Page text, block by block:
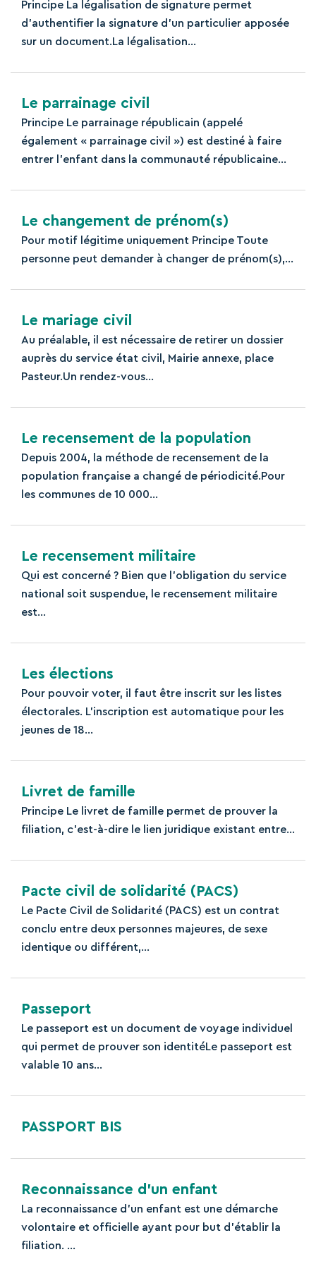
Principe La légalisation de signature permet
d’authentifier la signature d’un particulier apposée
sur un document.La légalisation...
Le parrainage civil
Principe Le parrainage républicain (appelé
également « parrainage civil ») est destiné à faire
entrer l’enfant dans la communauté républicaine...
Le changement de prénom(s)
Pour motif légitime uniquement Principe Toute
personne peut demander à changer de prénom(s),...
Le mariage civil
Au préalable, il est nécessaire de retirer un dossier
auprès du service état civil, Mairie annexe, place
Pasteur.Un rendez-vous...
Le recensement de la population
Depuis 2004, la méthode de recensement de la
population française a changé de périodicité.Pour
les communes de 10 000...
Le recensement militaire
Qui est concerné ? Bien que l’obligation du service
national soit suspendue, le recensement militaire
est...
Les élections
Pour pouvoir voter, il faut être inscrit sur les listes
électorales. L'inscription est automatique pour les
jeunes de 18...
Livret de famille
Principe Le livret de famille permet de prouver la
filiation, c'est-à-dire le lien juridique existant entre...
Pacte civil de solidarité (PACS)
Le Pacte Civil de Solidarité (PACS) est un contrat
conclu entre deux personnes majeures, de sexe
identique ou différent,...
Passeport
Le passeport est un document de voyage individuel
qui permet de prouver son identitéLe passeport est
valable 10 ans...
PASSPORT BIS
Reconnaissance d’un enfant
La reconnaissance d’un enfant est une démarche
volontaire et officielle ayant pour but d’établir la
filiation. ...